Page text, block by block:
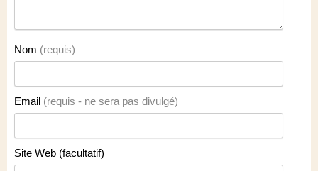
Nom (requis)
Email (requis - ne sera pas divulgé)
Site Web (facultatif)